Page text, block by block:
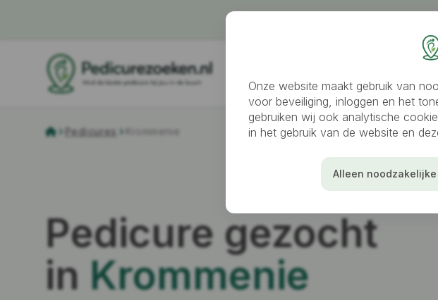
Pedicures Krommenie
Pedicure gezocht
in Krommenie
Onze website maakt gebruik van
voor beveiliging, inloggen en het
gebruiken wij ook analytische
in het gebruik van de website en
Alleen